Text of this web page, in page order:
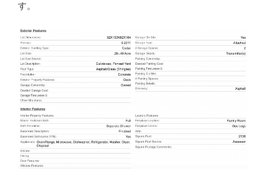
す。